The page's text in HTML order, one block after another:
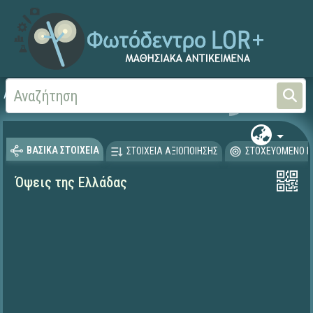
Αρχική Γλώσσα και Λογοτεχνία
ΒΑΣΙΚΑ ΣΤΟΙΧΕΙΑ ΣΤΟΙΧΕΙΑ ΑΞΙΟΠΟΙΗΣΗΣ ΣΤΟΧΕΥΟΜΕΝΟ
Όψεις της Ελλάδας